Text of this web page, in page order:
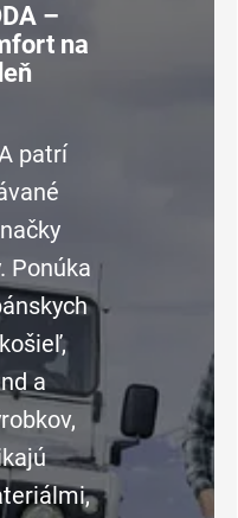
–
na
patrí
Ponúka
a